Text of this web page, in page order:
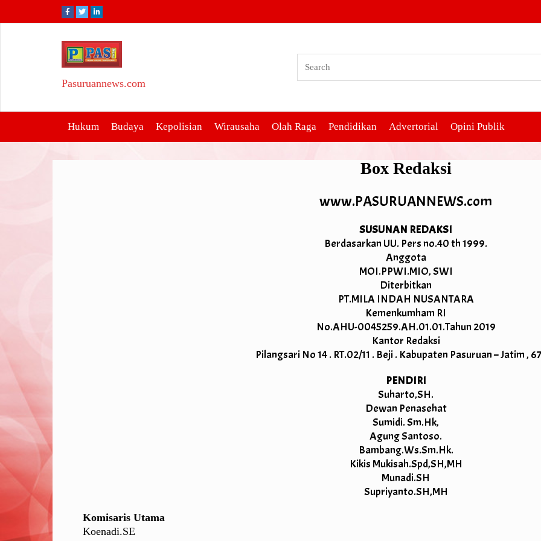
to
Pasuruannews.com
Hukum Budaya Kepolisian Wirausaha Olah Raga Pendidikan Advertorial Opini Publik
Box Redaksi
www.PASURUANNEWS.com
SUSUNAN REDAKSI
Berdasarkan UU. Pers no.40 th 1999.
Anggota
MOI.PPWI.MIO, SWI
Diterbitkan
PT.MILA INDAH NUSANTARA
Kemenkumham RI
No.AHU-0045259.AH.01.01.Tahun 2019
Kantor Redaksi
Pilangsari No 14 . RT.02/11 . Beji . Kabupaten Pasuruan – Jatim ,
PENDIRI
Suharto,SH.
Dewan Penasehat
Sumidi. Sm.Hk,
Agung Santoso.
Bambang.Ws.Sm.Hk.
Kikis Mukisah.Spd,SH,MH
Munadi.SH
Supriyanto.SH,MH
Komisaris Utama
Koenadi.SE